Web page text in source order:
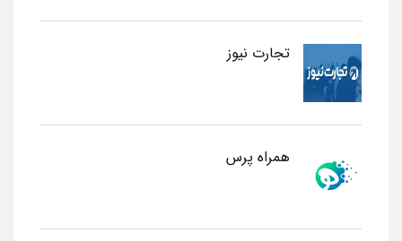
تجارت نیوز
همراه پرس